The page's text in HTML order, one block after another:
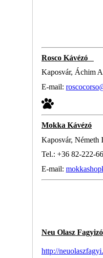
Rosco Kávézó
Kaposvár, Áchim
E-mail:
Mokka Kávézó
Kaposvár, Németh
Tel.: +36 82-222-
E-mail:
Neu Olasz
http://